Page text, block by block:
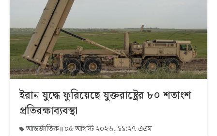
ইরান যুদ্ধে ফুরিয়েছে যুক্তরাষ্ট্রের ৮০ শতাংশ
প্রতিরক্ষাব্যবস্থা
আন্তর্জাতিক ০৫ আগস্ট ২০২৬, ১১:২৭ এএম